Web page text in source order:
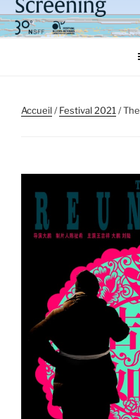
Aller
au
contenu
Accueil/Festival 2021 /